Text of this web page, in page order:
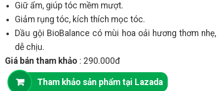
Giữ ẩm, giúp tóc mềm mượt.
Giảm rụng tóc, kích thích mọc tóc.
Dầu gội BioBalance có mùi hoa oải hương thơm nhẹ,
dễ chịu.
Giá bán tham khảo : 290.000đ
Tham khảo sản phẩm tại Lazada